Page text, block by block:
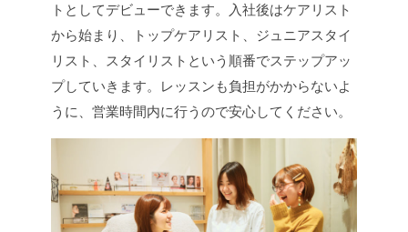
トとしてデビューできます。入社後はケアリスト
から始まり、トップケアリスト、ジュニアスタイ
リスト、スタイリストという順番でステップアッ
プしていきます。レッスンも負担がかからないよ
うに、営業時間内に行うので安心してください。